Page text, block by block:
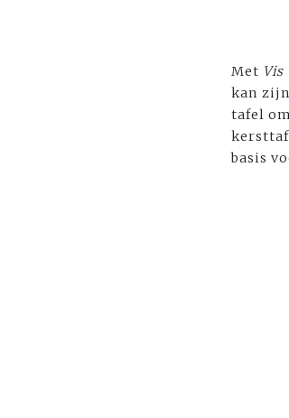
Met Vis
kan
tafel
basis